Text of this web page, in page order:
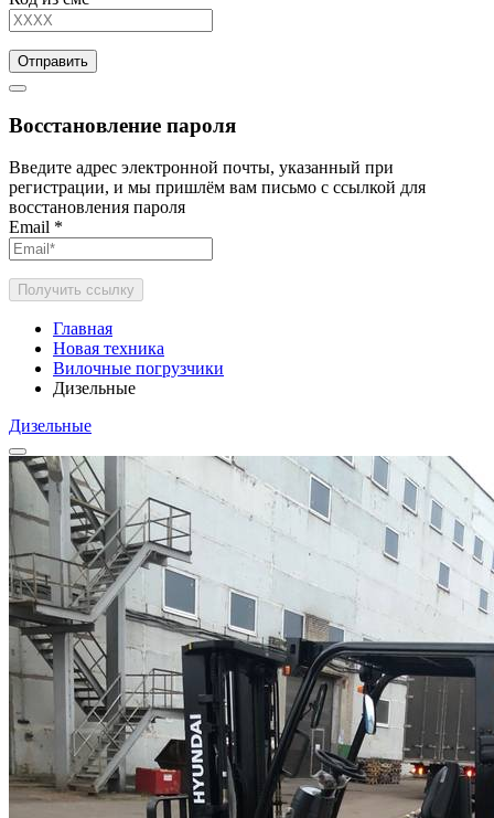
Отправить
Восстановление пароля
Введите адрес электронной почты, указанный при
регистрации, и мы пришлём вам письмо с ссылкой для
восстановления пароля
Email *
Получить ссылку
Главная
Новая техника
Вилочные погрузчики
Дизельные
Дизельные